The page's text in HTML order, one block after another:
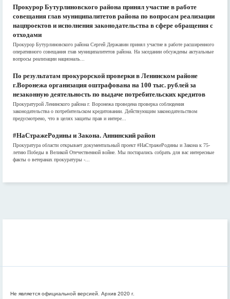
Прокурор Бутурлиновского района принял участие в работе
совещания глав муниципалитетов района по вопросам реализации
нацпроектов и исполнения законодательства в сфере обращения с
отходами
Прокурор Бутурлиновского района Сергей Державин принял участие в работе расширенного
оперативного совещания глав муниципалитетов района. На заседании обсуждены актуальные
вопросы реализации националь...
По результатам прокурорской проверки в Ленинском районе
г.Воронежа организация оштрафована на 100 тыс. рублей за
незаконную деятельность по выдаче потребительских кредитов
Прокуратурой Ленинского района г. Воронежа проведена проверка соблюдения
законодательства о потребительском кредитовании. Действующим законодательством
предусмотрено, что в целях защиты прав и интере...
#НаСтражеРодины и Закона. Аннинский район
Прокуратура области открывает документальный проект #НаСтражеРодины и Закона к 75-
летию Победы в Великой Отечественной войне. Мы постарались собрать для вас интересные
факты о ветеранах прокуратуры -...
Не является официальной версией. Архив 2020 г.